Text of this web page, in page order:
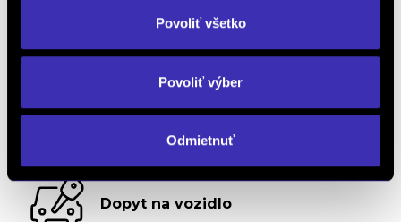
Povoliť všetko
Povoliť výber
Odmietnuť
Dopyt na vozidlo